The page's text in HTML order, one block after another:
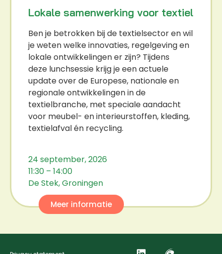
Lokale samenwerking voor textiel
Ben je betrokken bij de textielsector en wil
je weten welke innovaties, regelgeving en
lokale ontwikkelingen er zijn? Tijdens
deze lunchsessie krijg je een actuele
update over de Europese, nationale en
regionale ontwikkelingen in de
textielbranche, met speciale aandacht
voor meubel- en interieurstoffen, kleding,
textielafval én recycling.
24 september, 2026
11:30 – 14:00
De Stek, Groningen
Meer informatie